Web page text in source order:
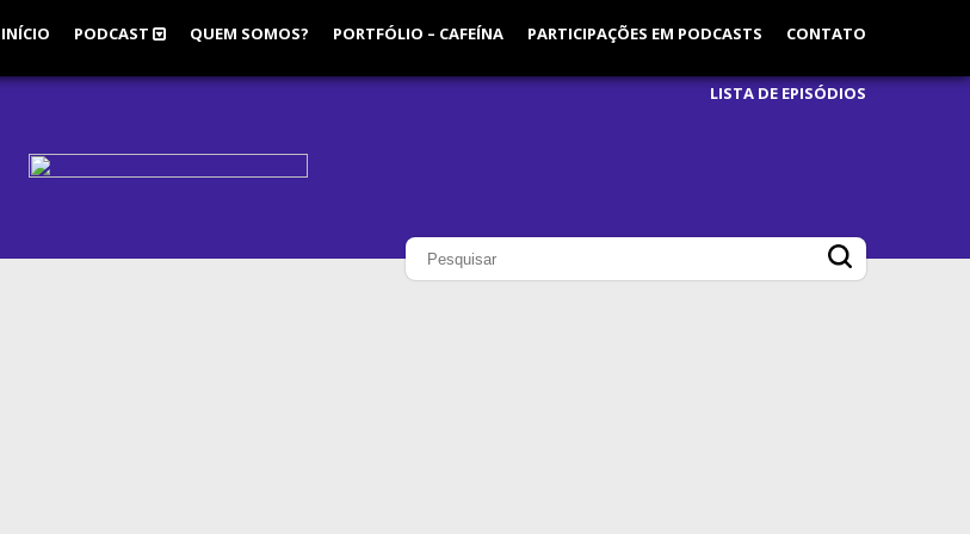
INÍCIO PODCAST QUEM SOMOS? PORTFÓLIO – CAFEÍNA PARTICIPAÇÕES EM PODCASTS CONTATO
LISTA DE EPISÓDIOS